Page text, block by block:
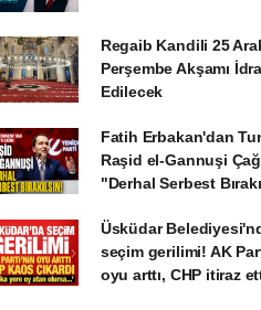
Regaib Kandili 25
Perşembe Akşamı
Edilecek
Fatih Erbakan'dan
Raşid el-Gannuşi
"Derhal Serbest
Üsküdar
seçim gerilimi! AK
oyu arttı, CHP itiraz